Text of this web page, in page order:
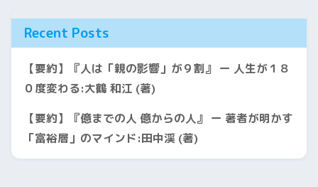
Recent Posts
【要約】『人は「親の影響」が９割』 ー 人生が１８
０度変わる:大鶴 和江 (著)
【要約】『億までの人 億からの人』 ー 著者が明かす
「富裕層」のマインド:田中渓 (著)